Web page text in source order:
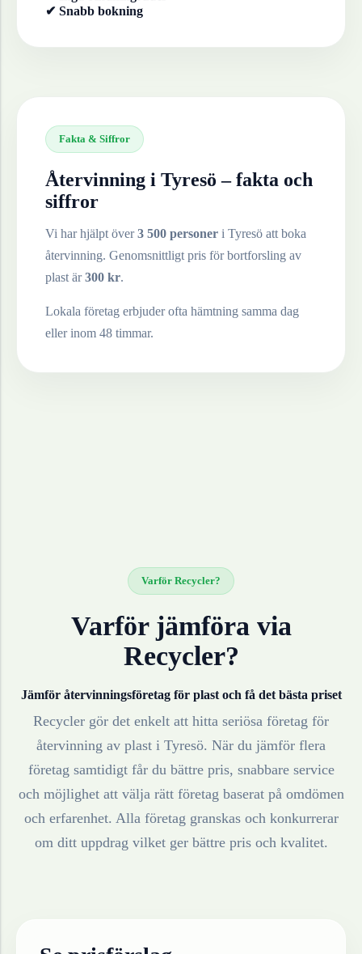
✔ Snabb bokning
Fakta & Siffror
Återvinning i Tyresö – fakta och
siffror
Vi har hjälpt över3 500 personer i Tyresö att boka
återvinning. Genomsnittligt pris för bortforsling av
plast är300 kr.
Lokala företag erbjuder ofta hämtning samma dag
eller inom 48 timmar.
Varför Recycler?
Varför jämföra via
Recycler?
Jämför återvinningsföretag för plastoch få det bästa priset
Recycler gör det enkelt att hitta seriösa företag för
återvinning av plast i Tyresö. När du jämför flera
företag samtidigt får du bättre pris, snabbare service
och möjlighet att välja rätt företag baserat på omdömen
och erfarenhet. Alla företag granskas och konkurrerar
om ditt uppdrag vilket ger bättre pris och kvalitet.